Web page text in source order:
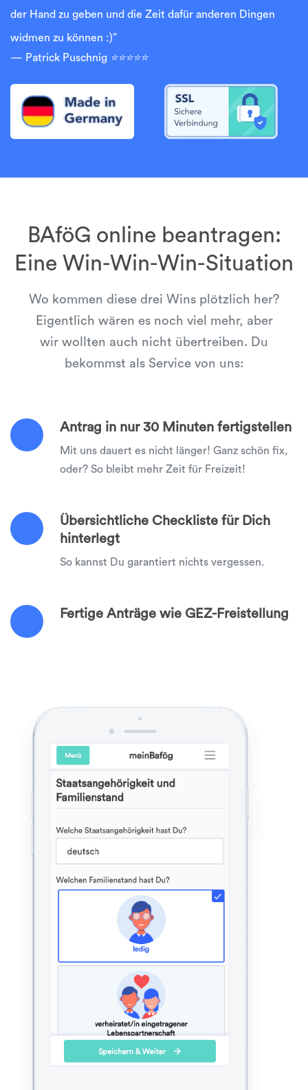
der Hand zu geben und die Zeit dafür anderen Dingen
widmen zu können :)”
Patrick Puschnig ⭐⭐⭐⭐⭐
BAföG online beantragen:
Eine Win-Win-Win-Situation
Wo kommen diese drei Wins plötzlich her?
Eigentlich wären es noch viel mehr, aber
wir wollten auch nicht übertreiben. Du
bekommst als Service von uns:
Antrag in nur 30 Minuten fertigstellen
Mit uns dauert es nicht länger! Ganz schön fix,
oder? So bleibt mehr Zeit für Freizeit!
Übersichtliche Checkliste für Dich
hinterlegt
So kannst Du garantiert nichts vergessen.
Fertige Anträge wie GEZ-Freistellung